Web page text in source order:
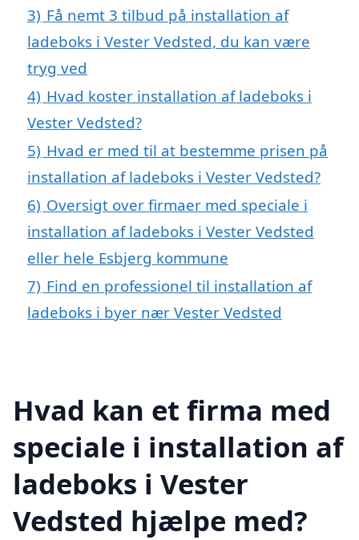
3) Få nemt 3 tilbud på installation af
ladeboks i Vester Vedsted, du kan være
tryg ved
4) Hvad koster installation af ladeboks i
Vester Vedsted?
5) Hvad er med til at bestemme prisen på
installation af ladeboks i Vester Vedsted?
6) Oversigt over firmaer med speciale i
installation af ladeboks i Vester Vedsted
eller hele Esbjerg kommune
7) Find en professionel til installation af
ladeboks i byer nær Vester Vedsted
Hvad kan et firma med
speciale i installation af
ladeboks i Vester
Vedsted hjælpe med?